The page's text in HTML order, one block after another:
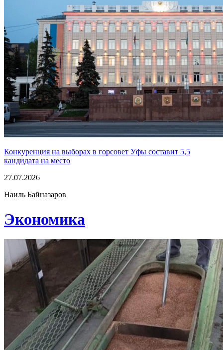
Конкуренция на выборах в горсовет Уфы составит 5,5
кандидата на место
27.07.2026
Наиль Байназаров
Экономика